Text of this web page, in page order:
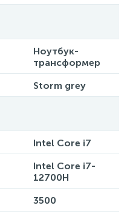
Ноутбук-
трансформер
Storm grey
Intel Core i7
Intel Core i7-
12700H
3500